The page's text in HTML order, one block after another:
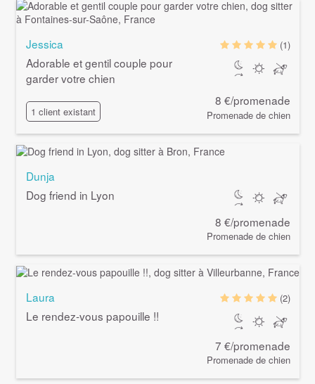
Jessica
Adorable et gentil couple pour
garder votre chien
1 client existant
(1)
8 €/promenade
Promenade de chien
Dunja
Dog friend in Lyon
8 €/promenade
Promenade de chien
Laura
Le rendez-vous papouille !!
(2)
7 €/promenade
Promenade de chien